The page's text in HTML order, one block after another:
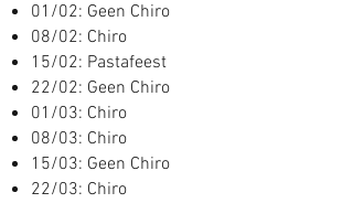
01/02: Geen Chiro
08/02: Chiro
15/02: Pastafeest
22/02: Geen Chiro
01/03: Chiro
08/03: Chiro
15/03: Geen Chiro
22/03: Chiro